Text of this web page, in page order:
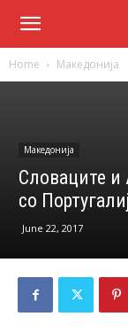
Home Македонија
Македонија
Словаците и
со
June 22, 2017